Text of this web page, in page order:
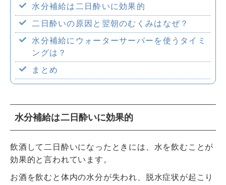
企業情報
水分補給は二日酔いに効果的
二日酔いの原因と翌朝のむくみはなぜ？
水分補給にウォーターサーバーを使うタイミ
ングは？
まとめ
水分補給は二日酔いに効果的
飲酒して二日酔いになったときには、水を飲むことが
効果的と言われています。
お酒を飲むと体内の水分が失われ、脱水症状が起こり